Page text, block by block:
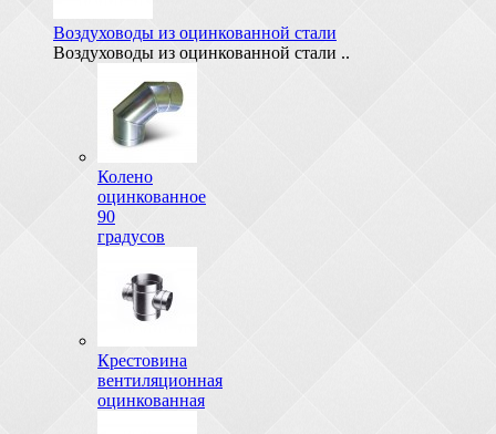
Воздуховоды из оцинкованной стали
Воздуховоды из оцинкованной стали ..
Колено
оцинкованное
90
градусов
Крестовина
вентиляционная
оцинкованная